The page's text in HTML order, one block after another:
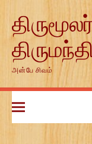
content
அன்பே சிவம்